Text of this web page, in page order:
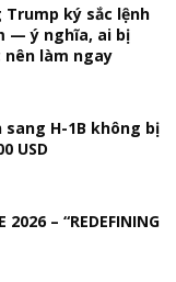
Trump ký sắc lệnh
— ý nghĩa, ai bị
làm ngay
sang H-1B không bị
USD
2026 – “REDEFINING